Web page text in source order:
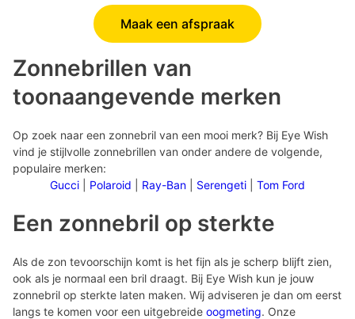
Maak een afspraak
Zonnebrillen van
toonaangevende merken
Op zoek naar een zonnebril van een mooi merk? Bij Eye Wish
vind je stijlvolle zonnebrillen van onder andere de volgende,
populaire merken:
Gucci
Polaroid Ray-Ban Serengeti Tom Ford
Een zonnebril op sterkte
Als de zon tevoorschijn komt is het fijn als je scherp blijft zien,
ook als je normaal een bril draagt. Bij Eye Wish kun je jouw
zonnebril op sterkte laten maken. Wij adviseren je dan om eerst
langs te komen voor een uitgebreide oogmeting. Onze